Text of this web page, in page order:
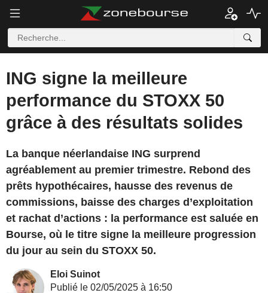
ING signe la meilleure
performance du STOXX 50
grâce à des résultats solides
La banque néerlandaise ING surprend
agréablement au premier trimestre. Rebond des
prêts hypothécaires, hausse des revenus de
commissions, baisse des charges d’exploitation
et rachat d’actions : la performance est saluée en
Bourse, où le titre signe la meilleure progression
du jour au sein du STOXX 50.
Eloi Suinot
Publié le 02/05/2025 à 16:50